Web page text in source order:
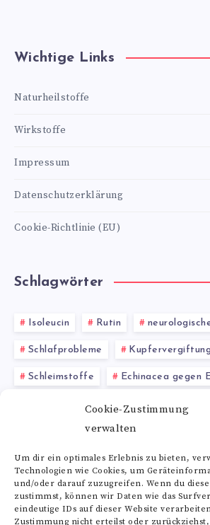
Cookie-Zustimmung
verwalten
Um dir ein optimales Erlebnis zu bieten,
Technologien wie Cookies, um
und/oder darauf zuzugreifen. Wenn du
zustimmst, können wir Daten wie das
eindeutige IDs auf dieser Website
Zustimmung nicht erteilst oder
Wichtige Links
Naturheilstoffe
Wirkstoffe
Impressum
Datenschutzerklärung
Cookie-Richtlinie (EU)
Schlagwörter
Isoleucin Rutin
Schlafprobleme Kupfervergiftung
Schleimstoffe Echinacea gegen
Umweltfreundliches Produkt
Flohsamen Erfahrungen
Alle Schlagwörter